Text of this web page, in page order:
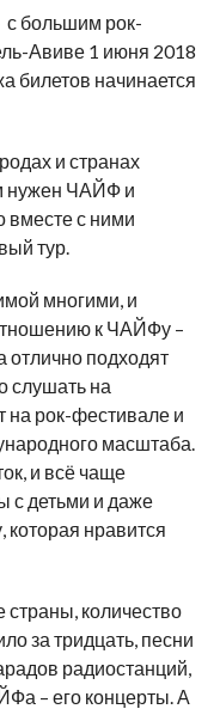
большим рок-
Авиве 1 июня 2018
билетов начинается
и странах
нужен ЧАЙФ и
с ними
тур.
многими, и
к ЧАЙФу –
подходят
слушать на
на рок-фестивале и
масштаба.
и всё чаще
с детьми и даже
нравится
количество
за тридцать, песни
радиостанций,
– его концерты. А